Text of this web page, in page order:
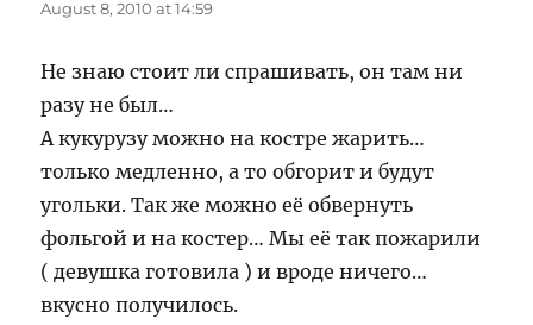
August 8, 2010 at 14:59
Не знаю стоит ли спрашивать, он там ни
разу не был…
А кукурузу можно на костре жарить…
только медленно, а то обгорит и будут
угольки. Так же можно её обвернуть
фольгой и на костер… Мы её так пожарили
( девушка готовила ) и вроде ничего…
вкусно получилось.